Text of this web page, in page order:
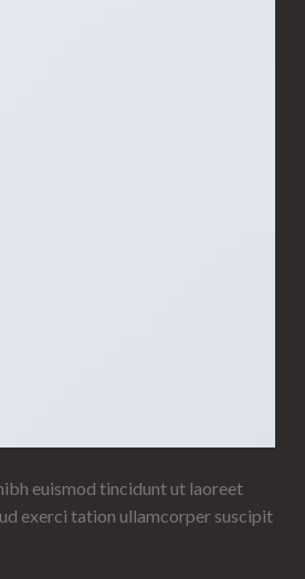
euismod tincidunt ut laoreet
exerci tation ullamcorper suscipit